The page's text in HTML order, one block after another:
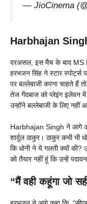
— JioCinema
Harbhajan
दरअसल, इस मैच के बाद MS
हरभजन सिंह ने स्टार स्पोर्ट्स
पर बल्लेबाजी करना चाहते हैं
तेज गेंदबाज को प्लेइंग इलेवन में
उन्होंने बल्लेबाजी के लिए नहीं
Harbhajan Singh ने आगे
शार्दुल ठाकुर। ठाकुर कभी
कि धोनी ने ये गलती क्यों
को तैयार नहीं हूं कि उन्हें
“मैं वही कहूंगा जो